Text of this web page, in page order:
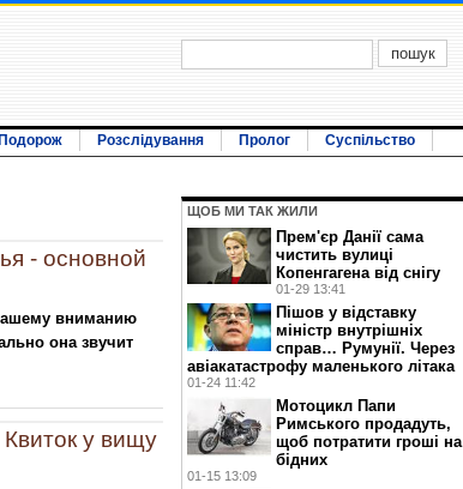
Подорож Розслідування Пролог Суспільство
- основной
вниманию
она звучит
у вищу
ЩОБ МИ ТАК ЖИЛИ
Прем'єр Данії сама
чистить вулиці
Копенгагена від снігу
01-29 13:41
Пішов у відставку
міністр внутрішніх
справ… Румунії. Через
авіакатастрофу маленького літака
01-24 11:42
Мотоцикл Папи
Римського продадуть,
щоб потратити гроші на
бідних
01-15 13:09